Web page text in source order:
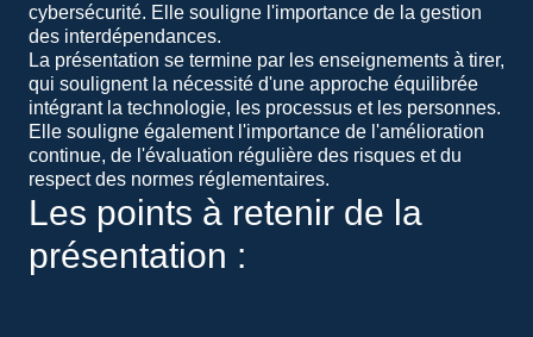
cybersécurité. Elle souligne l'importance de la gestion
des interdépendances.
La présentation se termine par les enseignements à tirer,
qui soulignent la nécessité d'une approche équilibrée
intégrant la technologie, les processus et les personnes.
Elle souligne également l'importance de l'amélioration
continue, de l'évaluation régulière des risques et du
respect des normes réglementaires.
Les points à retenir de la
présentation :